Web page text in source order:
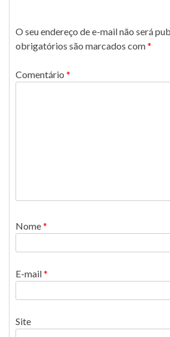
O seu endereço de e-mail não será
obrigatórios são marcados com*
Comentário *
Nome*
E-mail*
Site